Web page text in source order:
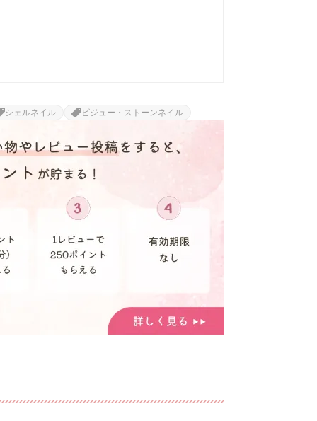
シェルネイル ビジュー・ストーンネイル